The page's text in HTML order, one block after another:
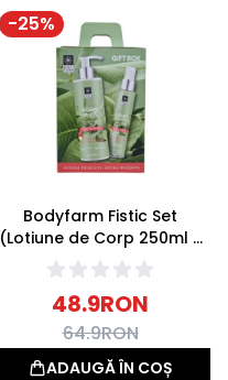
-25%
Bodyfarm Fistic Set
(Lotiune de Corp 250ml +
Spray corp si par 100ml)
48.9RON
64.9RON
ADAUGĂ ÎN COȘ